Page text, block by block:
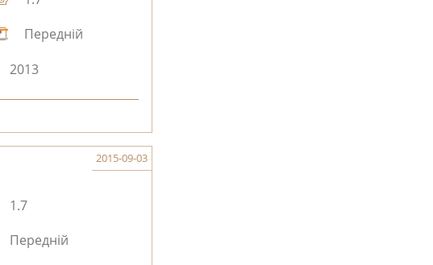
Передній
2013
2015-09-03
1.7
Передній